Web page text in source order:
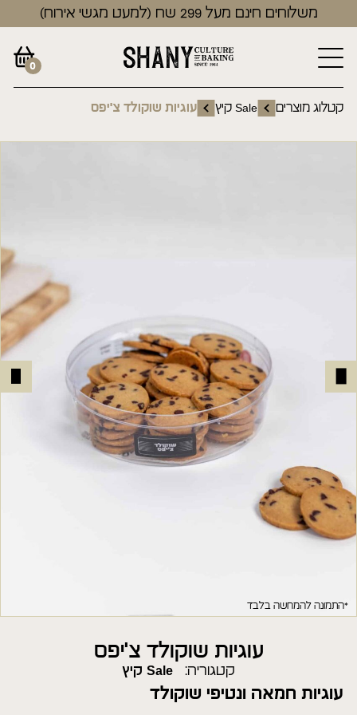
משלוחים חינם מעל 299 שח (למעט מגשי אירוח)
0
קטלוג מוצרים Sale קיץ עוגיות שוקולד צ'יפס
*התמונה להמחשה בלבד
עוגיות שוקולד צ'יפס
קטגוריה: Sale קיץ
עוגיות חמאה ונטיפי שוקולד